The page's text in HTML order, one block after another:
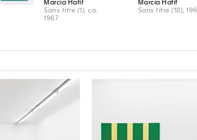
Marcia Hafif
Sans titre (1), ca.
1967
Marcia Hafif
Sans titre (10),